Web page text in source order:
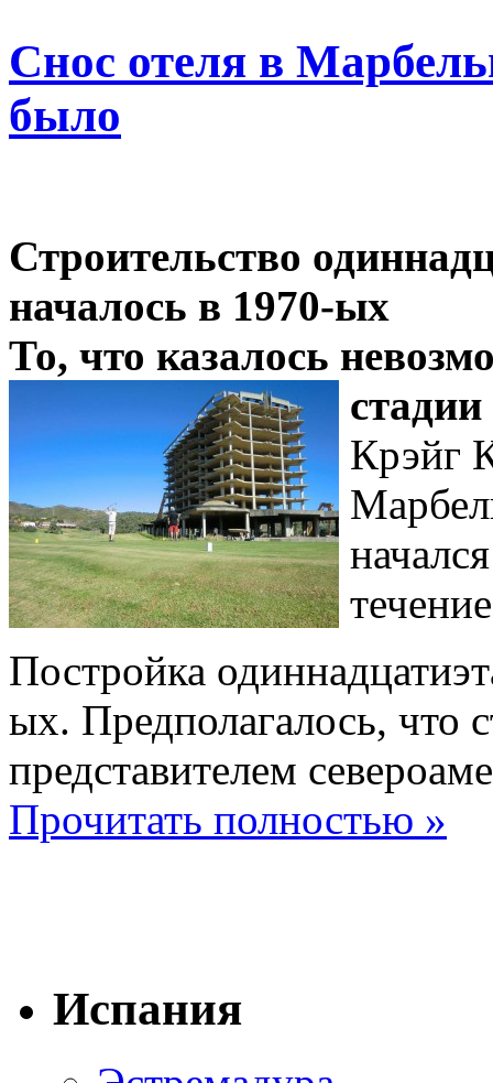
Снос отеля в
было
Строительство
началось в 1970-ых
То, что казалось
Крэйг
Постройка
ых. Предполагалось, что
представителем
Прочитать полностью »
Испания